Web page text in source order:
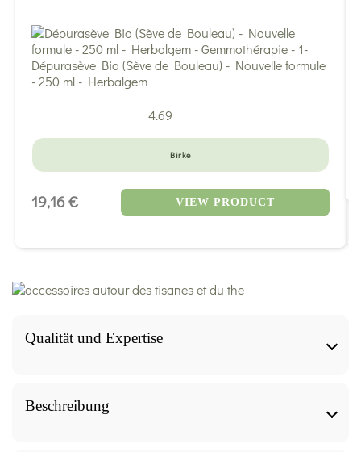
Beschreibung
Qualität und Expertise
4.69
Birke
19,16 € VIEW PRODUCT